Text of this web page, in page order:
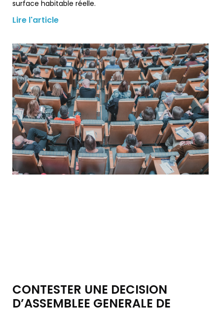
surface habitable réelle.
Lire l'article
CONTESTER UNE DECISION
D’ASSEMBLEE GENERALE DE